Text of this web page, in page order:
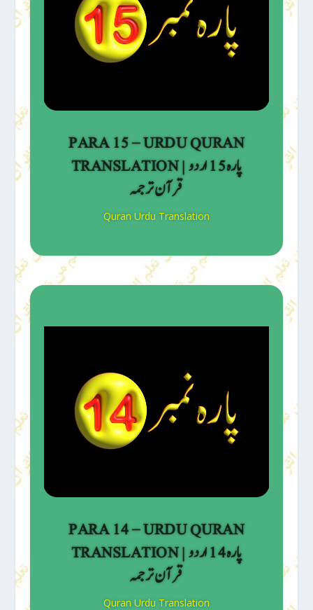
PARA 15 – URDU QURAN
TRANSLATION | پارہ 15 اردو
قرآن ترجمہ
Quran Urdu Translation
PARA 14 – URDU QURAN
TRANSLATION | پارہ 14 اردو
قرآن ترجمہ
Quran Urdu Translation